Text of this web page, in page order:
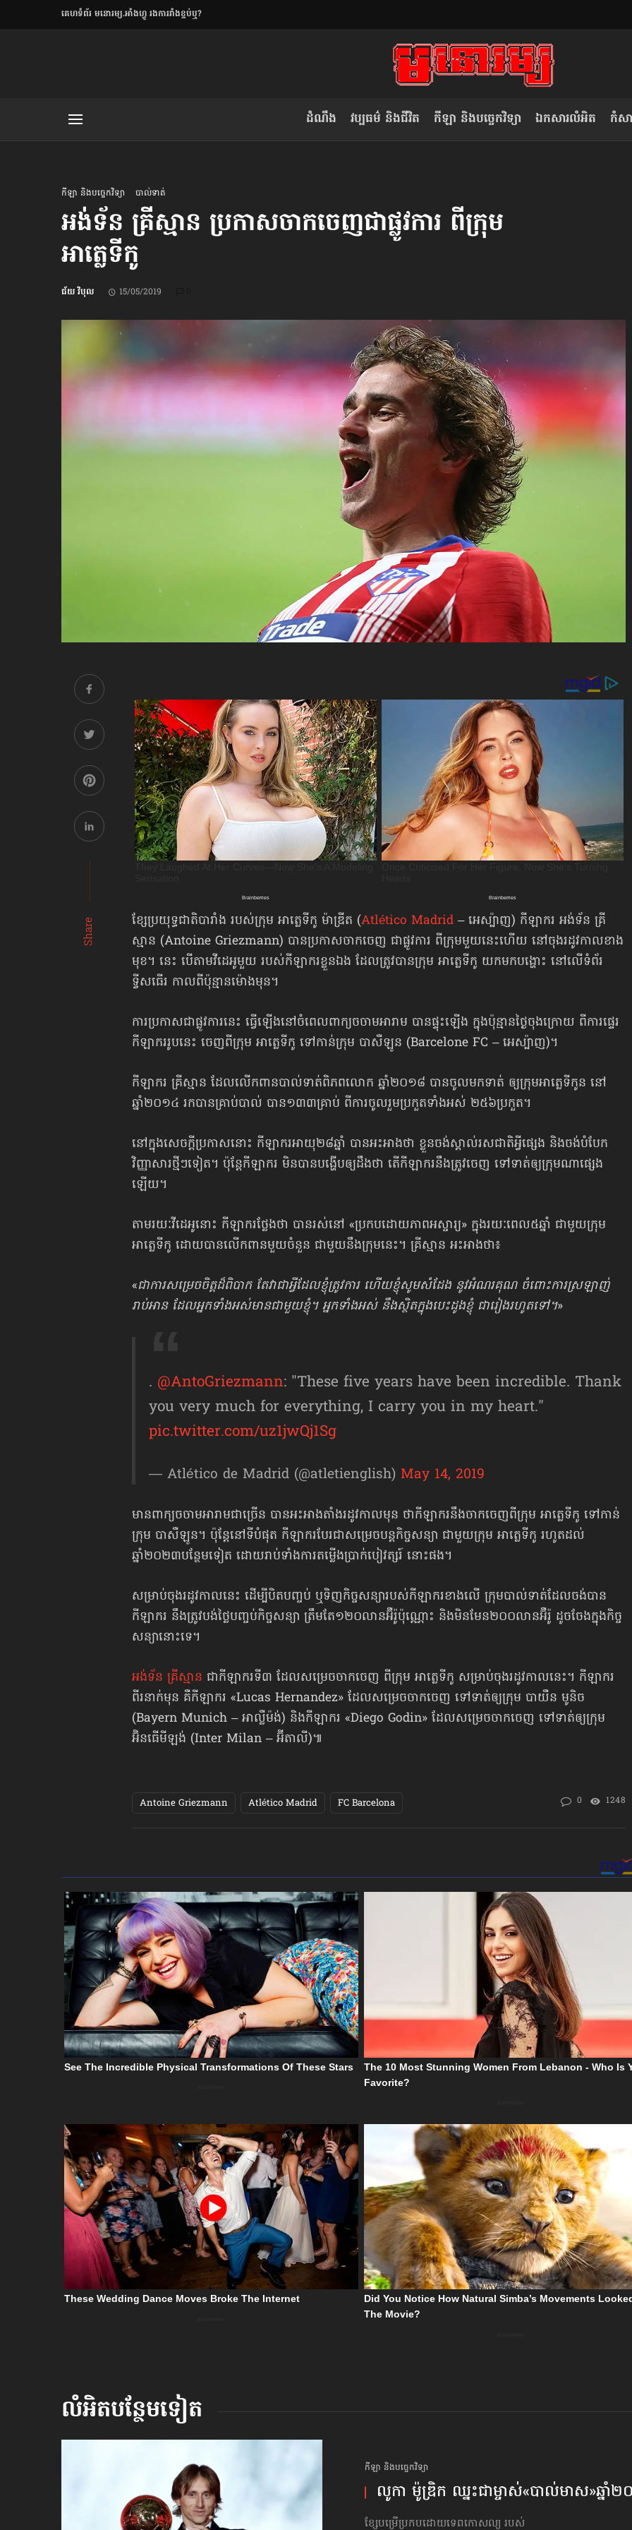
​គេហទំព័រ មនោរម្យ.អាំងហ្វូ រងការរាំងខ្ទប់ឬ?
ដំណឹង វប្បធម៌ និងជីវិត កីឡា និងបច្ចេកវិទ្យា ឯកសារលំអិត កំសា
កីឡា និងបច្ចេកវិទ្យា បាល់ទាត់
អង់ទ័ន គ្រីស្មាន ប្រកាស​ចាកចេញ​ជាផ្លូវការ ពីក្រុម
អាត្លេទីកូ
ជ័យ វិបុល 15/05/2019
Share ខ្សែប្រយុទ្ធជាតិបារាំង របស់ក្រុម អាត្លេទីកូ ម៉ាឌ្រីត (Atlético Madrid – អេស្ប៉ាញ) កីឡាករ អង់ទ័ន គ្រី
ស្មាន (Antoine Griezmann) បានប្រកាសចាកចេញ ជាផ្លូវការ ពីក្រុមមួយនេះហើយ នៅចុងរដូវកាលខាង
មុខ។ នេះ បើតាមវីដេអូមួយ របស់កីឡាករខ្លួនឯង ដែលត្រូវបានក្រុម អាត្លេទីកូ យកមកបង្ហោះ នៅលើទំព័រ
ទ្វីសធើរ កាលពីប៉ុន្មានម៉ោងមុន។
ការប្រកាសជាផ្លូវការនេះ ធ្វើឡើងនៅចំពេលពាក្យចចាមអារាម បានផ្ទុះឡើង ក្នុងប៉ុន្មានថ្ងៃចុងក្រោយ ពីការផ្ទេរ
កីឡាកររូបនេះ ចេញពីក្រុម អាត្លេទីកូ ទៅកាន់ក្រុម បាសឺឡូន (Barcelone FC – អេស្ប៉ាញ)។
កីឡាករ គ្រីស្មាន ដែលលើកពានបាល់ទាត់ពិភពលោក ឆ្នាំ២០១៨ បានចូលមកទាត់ ឲ្យក្រុមអាត្លេទីកូន នៅ
ឆ្នាំ២០១៤ រកបានគ្រាប់បាល់ បាន១៣៣គ្រាប់ ពីការចូលរួមប្រកួតទាំងអស់ ២៥៦ប្រកួត។
នៅក្នុងសេចក្ដីប្រកាសនោះ កីឡាករអាយុ២៨ឆ្នាំ បានអះអាងថា ខ្លួនចង់ស្គាល់រសជាតិអ្វីផ្សេង និងចង់បំបែក
វិញ្ញាសារថ្មីៗទៀត។ ប៉ុន្តែកីឡាករ មិនបានបង្ហើបឲ្យដឹងថា តើកីឡាករនឹងត្រូវចេញ ទៅទាត់ឲ្យក្រុមណាផ្សេង
ឡើយ។
តាមរយៈវីដេអូនោះ កីឡាករថ្លែងថា បានរស់នៅ «ប្រកបដោយភាពអស្ចារ្យ» ក្នុងរយៈពេល៥ឆ្នាំ ជាមួយក្រុម
អាត្លេទីកូ ដោយបានលើកពានមួយចំនួន ជាមួយនឹងក្រុមនេះ។ គ្រីស្មាន អះអាងថា៖
«ជាការសម្រេចចិត្តដ៏ពិបាក តែវាជាអ្វីដែលខ្ញុំត្រូវការ ហើយខ្ញុំសូមសំដែង នូវអំណរគុណ ចំពោះការស្រឡាញ់
រាប់អាន ដែលអ្នកទាំងអស់មានជាមួយខ្ញុំ។ អ្នកទាំងអស់ នឹងស្ថិតក្នុងបេះដូងខ្ញុំ ជារៀងរហូតទៅ។»
. @AntoGriezmann: "These five years have been incredible. Thank
you very much for everything, I carry you in my heart."
pic.twitter.com/uz1jwQj1Sg
— Atlético de Madrid (@atletienglish)May 14, 2019
មានពាក្យចចាមអារាមជាច្រើន បានអះអាងតាំងរដូវកាលមុន ថាកីឡាករនឹងចាកចេញពីក្រុម អាត្លេទីកូ ទៅកាន់
ក្រុម បាសឺឡូន។ ប៉ុន្តែនៅទីបំផុត កីឡាករបែរជាសម្រេចបន្តកិច្ចសន្យា ជាមួយក្រុម អាត្លេទីកូ រហូតដល់
ឆ្នាំ២០២៣បន្ថែមទៀត ដោយរាប់ទាំងការតម្លើងប្រាក់បៀវត្សរ៍ នោះផង។
សម្រាប់ចុងរដូវកាលនេះ ដើម្បីបិតបញ្ចប់ ឬទិញកិច្ចសន្យារបស់កីឡាករខាងលើ ក្រុមបាល់ទាត់ដែលចង់បាន
កីឡាករ នឹងត្រូវបង់ថ្លៃបញ្ចប់កិច្ចសន្យា ត្រឹមតែ១២០លានអ៊ឺរ៉ូប៉ុណ្ណោះ និងមិនមែន២០០លានអ៊ឺរ៉ូ ដូចចែងក្នុងកិច្ច
សន្យានោះទេ។
អង់ទ័ន គ្រីស្មាន ជាកីឡាករទី៣ ដែលសម្រេចចាកចេញ ពីក្រុម អាត្លេទីកូ សម្រាប់ចុងរដូវកាលនេះ។ កីឡាករ
ពីរនាក់មុន គឺកីឡាករ «Lucas Hernandez» ដែលសម្រេចចាកចេញ ទៅទាត់​ឲ្យក្រុម បាយឺន មូនិច
(Bayern Munich – អាល្លឺម៉ង់) និងកីឡាករ «Diego Godin» ដែលសម្រេចចាកចេញ ទៅទាត់ឲ្យក្រុម
អ៊ិនធើមីឡង់ (Inter Milan – អ៊ីតាលី)៕
Antoine Griezmann Atlético Madrid FC Barcelona 0 1248
លំអិតបន្ថែមទៀត
កីឡា និងបច្ចេកវិទ្យា
លូកា ម៉ូឌ្រិក ឈ្នះ​ជា​ម្ចាស់​«បាល់មាស»​ឆ្នាំ
ខ្សែបម្រើប្រកបដោយទេពកោសល្យ របស់
ត៖ «កាមតណ្ហា​ លិខិតប្រិយមិត្ត៖ «អំពីទោសៈ»
វៀតណាម ក្នុង​ការប្តូរ​មេដឹកនាំ របស់​
ខ្លួន
ខឹម វាសនា ថា«ស្រី
ប្រពៃណី​«ដេញប្រុស»
ចាកចេញពីក្រុម ប៉ារីស
ផ្អាកលេង​​បើប្រធានសហព័ន្ធ​